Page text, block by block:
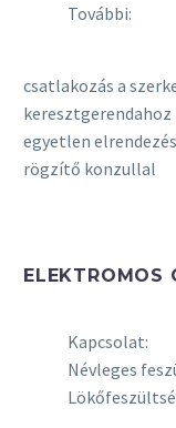
További:
csatlakozás a
keresztgerendahoz
egyetlen elrendezés
rögzítő konzullal
ELEKTROMOS
Kapcsolat:
Névleges